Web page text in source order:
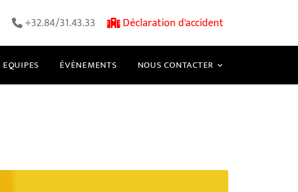
+32.84/31.43.33 Déclaration d'accident
EQUIPES ÉVÈNEMENTS NOUS CONTACTER